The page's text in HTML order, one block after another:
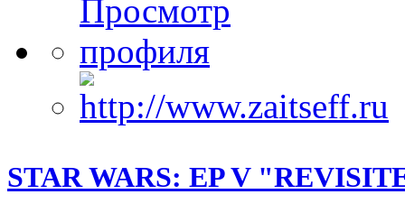
STAR WARS: EP V